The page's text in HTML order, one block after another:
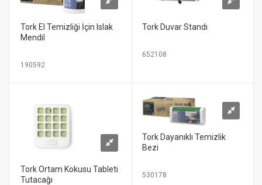
Tork El Temizliği İçin Islak
Mendil
190592
Tork Duvar Standı
652108
Tork Ortam Kokusu Tableti
Tutacağı
Tork Dayanıklı Temizlik
Bezi
530178